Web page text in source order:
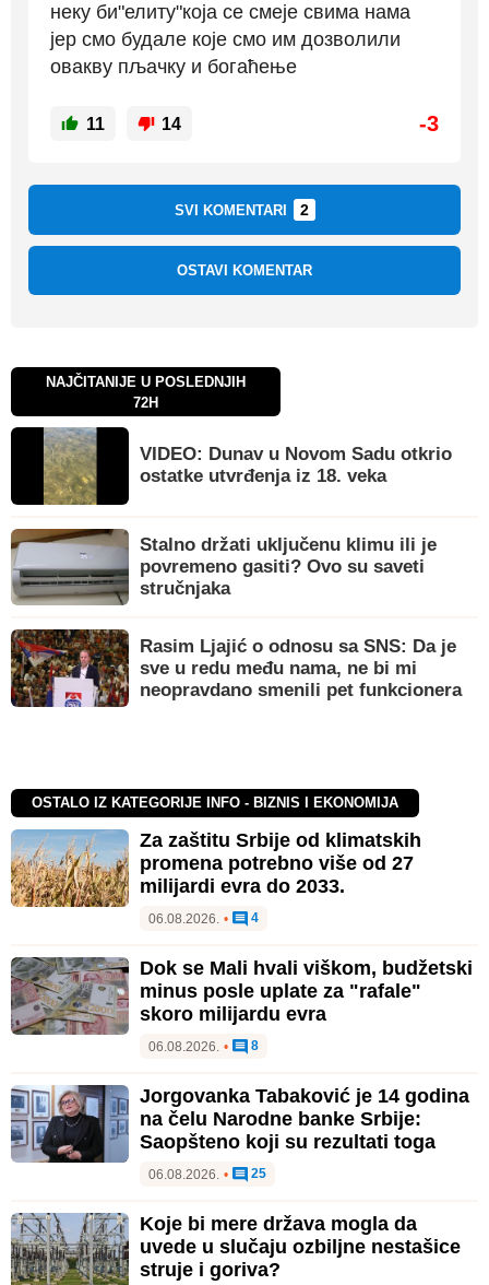
неку би"елиту"која се смеје свима нама
јер смо будале које смо им дозволили
овакву пљачку и богаћење
11 14 -3
SVI KOMENTARI 2
OSTAVI KOMENTAR
NAJČITANIJE U POSLEDNJIH
72H
VIDEO: Dunav u Novom Sadu otkrio
ostatke utvrđenja iz 18. veka
Stalno držati uključenu klimu ili je
povremeno gasiti? Ovo su saveti
stručnjaka
Rasim Ljajić o odnosu sa SNS: Da je
sve u redu među nama, ne bi mi
neopravdano smenili pet funkcionera
OSTALO IZ KATEGORIJE INFO - BIZNIS I EKONOMIJA
Za zaštitu Srbije od klimatskih
promena potrebno više od 27
milijardi evra do 2033.
06.08.2026. • 4
Dok se Mali hvali viškom, budžetski
minus posle uplate za "rafale"
skoro milijardu evra
06.08.2026. • 8
Jorgovanka Tabaković je 14 godina
na čelu Narodne banke Srbije:
Saopšteno koji su rezultati toga
06.08.2026. • 25
Koje bi mere država mogla da
uvede u slučaju ozbiljne nestašice
struje i goriva?